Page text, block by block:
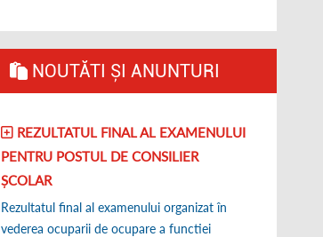
NOUTĂTI ȘI ANUNTURI
REZULTATUL FINAL AL EXAMENULUI
PENTRU POSTUL DE CONSILIER
ȘCOLAR
Rezultatul final al examenului organizat în
vederea ocuparii de ocupare a functiei